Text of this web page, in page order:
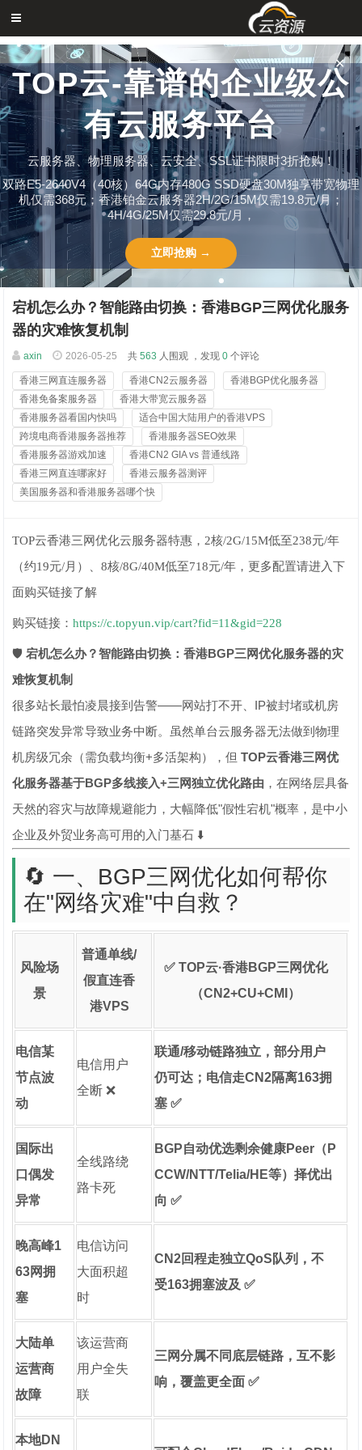
TOP云-靠谱的企业级公
有云服务平台
云服务器、物理服务器、云安全、SSL证书限时3折抢购！
双路E5-2640V4（40核）64G内存480G SSD硬盘30M独享带宽物理
机仅需368元；香港铂金云服务器2H/2G/15M仅需19.8元/月；
4H/4G/25M仅需29.8元/月，
立即抢购 →
✕
宕机怎么办？智能路由切换：香港BGP三网优化服务
器的灾难恢复机制
axin 2026-05-25 共 563 人围观 ，发现 0 个评论
香港三网直连服务器 香港CN2云服务器
香港BGP优化服务器
香港免备案服务器
香港大带宽云服务器
香港服务器看国内快吗
适合中国大陆用户的香港VPS
跨境电商香港服务器推荐
香港服务器SEO效果
香港服务器游戏加速
香港CN2 GIA vs 普通线路
香港三网直连哪家好
香港云服务器测评
美国服务器和香港服务器哪个快
TOP云香港三网优化云服务器特惠，2核/2G/15M低至238元/年
（约19元/月）、8核/8G/40M低至718元/年，更多配置请进入下
面购买链接了解
购买链接：https://c.topyun.vip/cart?fid=11&gid=228
🛡️宕机怎么办？智能路由切换：香港BGP三网优化服务器的灾
难恢复机制
很多站长最怕凌晨接到告警——网站打不开、IP被封堵或机房
链路突发异常导致业务中断。虽然单台云服务器无法做到物理
机房级冗余（需负载均衡+多活架构），但TOP云香港三网优
化服务器基于BGP多线接入+三网独立优化路由 ，在网络层具备
天然的容灾与故障规避能力，大幅降低"假性宕机"概率，是中小
企业及外贸业务高可用的入门基石 ⬇️
🔄 一、BGP三网优化如何帮你
在"网络灾难"中自救？
风险场
景
普通单线/
假直连香
港VPS
✅ TOP云·香港BGP三网优化
（CN2+CU+CMI）
电信某
节点波
动
电信用户
全断 ❌
联通/移动链路独立，部分用户
仍可达；电信走CN2隔离163拥
塞 ✅
国际出
口偶发
异常
全线路绕
路卡死
BGP自动优选剩余健康Peer（P
CCW/NTT/Telia/HE等）择优出
向 ✅
晚高峰1
63网拥
塞
电信访问
大面积超
时
CN2回程走独立QoS队列，不
受163拥塞波及 ✅
大陆单
运营商
故障
该运营商
用户全失
联
三网分属不同底层链路，互不影
响，覆盖更全面 ✅
本地DN